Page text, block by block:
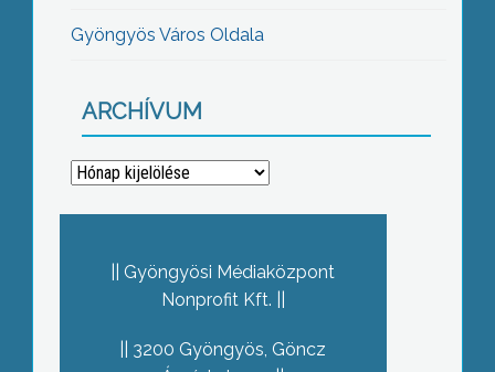
Gyöngyös Város Oldala
ARCHÍVUM
Archívum
Gyöngyösi Médiaközpont
Nonprofit Kft.
3200 Gyöngyös, Göncz